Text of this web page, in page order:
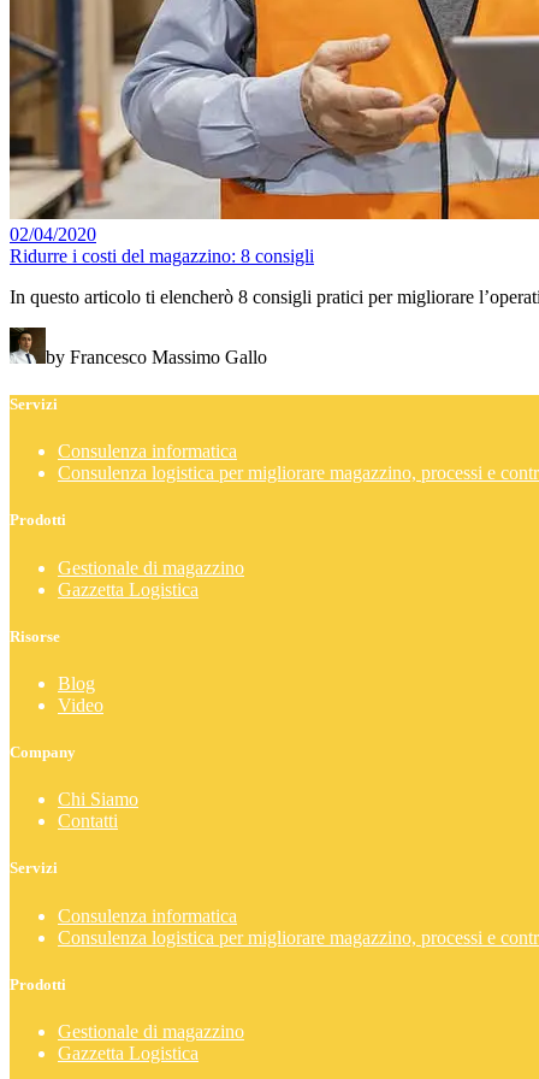
02/04/2020
Ridurre i costi del magazzino: 8 consigli
In questo articolo ti elencherò 8 consigli pratici per migliorare
by Francesco Massimo Gallo
Servizi
Consulenza informatica
Consulenza logistica per migliorare magazzino, processi e
Prodotti
Gestionale di magazzino
Gazzetta Logistica
Risorse
Blog
Video
Company
Chi Siamo
Contatti
Servizi
Consulenza informatica
Consulenza logistica per migliorare magazzino, processi e
Prodotti
Gestionale di magazzino
Gazzetta Logistica